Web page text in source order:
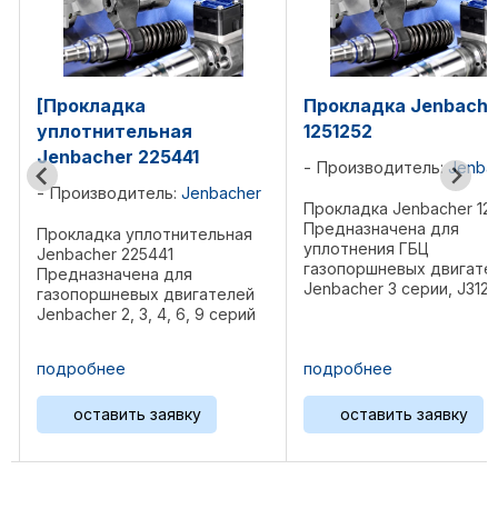
Jenbacher
для
двигателей
4, 6, 9 серий
Длина 207 мм,
толщина 2
Прокладка Jenbacher
1251252
Производитель:Jenbacher
Прокладка Jenbacher 1251252
Предназначена для
уплотнения ГБЦ
газопоршневых двигателей
Jenbacher 3 серии, J312, J316,
J320 Спецификация: Диаметр
45,5 мм, толщина 4,5 мм Вес
оставить заявку
100548
Вес 0,01